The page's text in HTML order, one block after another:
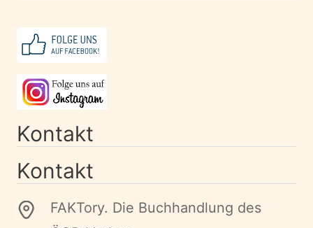
Kontakt
Kontakt
FAKTory. Die Buchhandlung des